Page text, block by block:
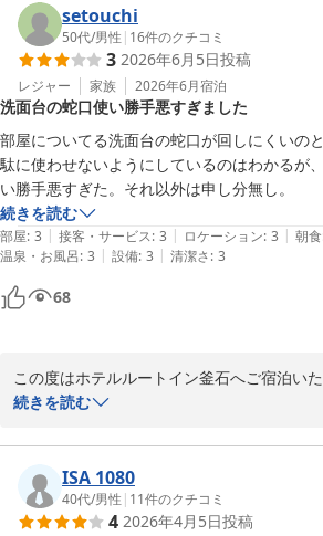
嬉しく拝読いたしました。
大浴場は、カラン数も多く、ごゆっくりご
っており、好評いただいております。ごゆ
けたとのことで大変嬉しく存じます。
また、お客様1人1人にしっかりとご対応で
取り組んでおります。
大変嬉しいお言葉ではございますが、
よりご満足いただけるサービスの提供がで
邁進して参ります。
今後も変わらぬご愛顧賜れますよう、お願い
まだまだ朝晩と冷え込む日もございます。
お身体ご自愛くださいませ。
またのご利用を心よりお待ちしております。
フロントクラーク　柏
2026-05-07
setouchi
50代/男性 | 16件のクチコミ
3 2026年6月5日投稿
レジャー 家族 2026年6月宿泊
洗面台の蛇口使い勝手悪すぎました
部屋についてる洗面台の蛇口が回しにくいの
駄に使わせないようにしているのはわかるが
い勝手悪すぎた。それ以外は申し分無し。
続きを読む
部屋: 3 | 接客・サービス: 3 | ロケーション: 3 | 朝食
温泉・お風呂: 3 | 設備: 3 | 清潔さ: 3
68
この度はホテルルートイン釜石へご宿泊い
とうございます。
洗面台の蛇口について、ご不便をおかけし
せん。ご指摘の回しにくさと水量について
参考にさせていただきます。
続きを読む
ISA 1080
40代/男性 | 11件のクチコミ
4 2026年4月5日投稿